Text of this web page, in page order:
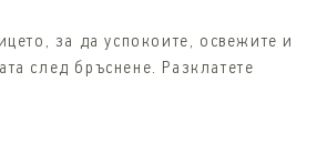
за да успокоите, освежите и
след бръснене. Разклатете